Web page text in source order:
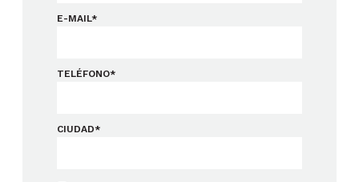
E-MAIL*
TELÉFONO*
CIUDAD*